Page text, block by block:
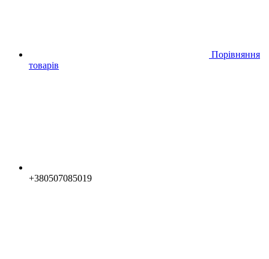
Порівняння
товарів
+380507085019